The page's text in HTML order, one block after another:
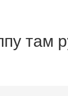
там